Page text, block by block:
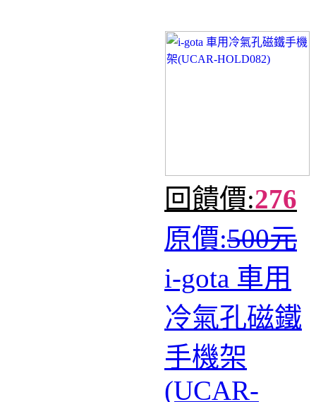
回饋價:276
原價:500元
i-gota 車用
冷氣孔磁鐵
手機架
(UCAR-